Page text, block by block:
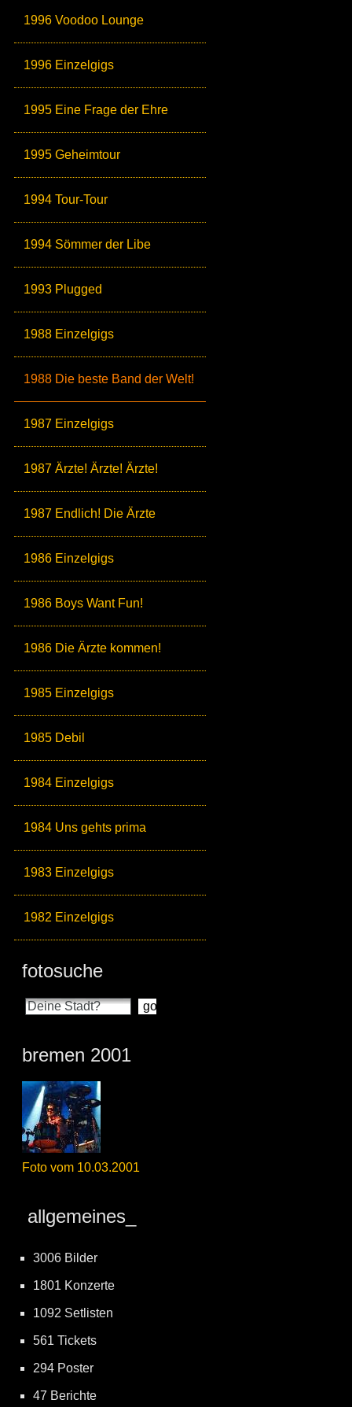
1996 Voodoo Lounge
1996 Einzelgigs
1995 Eine Frage der Ehre
1995 Geheimtour
1994 Tour-Tour
1994 Sömmer der Libe
1993 Plugged
1988 Einzelgigs
1988 Die beste Band der Welt!
1987 Einzelgigs
1987 Ärzte! Ärzte! Ärzte!
1987 Endlich! Die Ärzte
1986 Einzelgigs
1986 Boys Want Fun!
1986 Die Ärzte kommen!
1985 Einzelgigs
1985 Debil
1984 Einzelgigs
1984 Uns gehts prima
1983 Einzelgigs
1982 Einzelgigs
fotosuche
bremen 2001
Foto vom 10.03.2001
allgemeines_
3006 Bilder
1801 Konzerte
1092 Setlisten
561 Tickets
294 Poster
47 Berichte